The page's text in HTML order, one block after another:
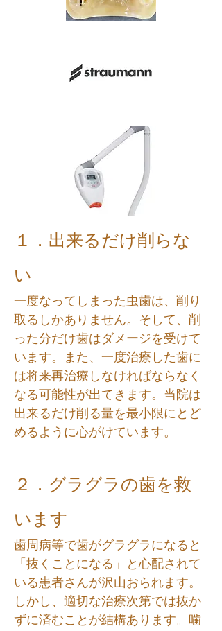
１．出来るだけ削らな
い
一度なってしまった虫歯は、削り
取るしかありません。そして、削
った分だけ歯はダメージを受けて
います。また、一度治療した歯に
は将来再治療しなければならなく
なる可能性が出てきます。当院は
出来るだけ削る量を最小限にとど
めるように心がけています。
２．グラグラの歯を救
います
歯周病等で歯がグラグラになると
「抜くことになる」と心配されて
いる患者さんが沢山おられます。
しかし、適切な治療次第では抜か
ずに済むことが結構あります。噛